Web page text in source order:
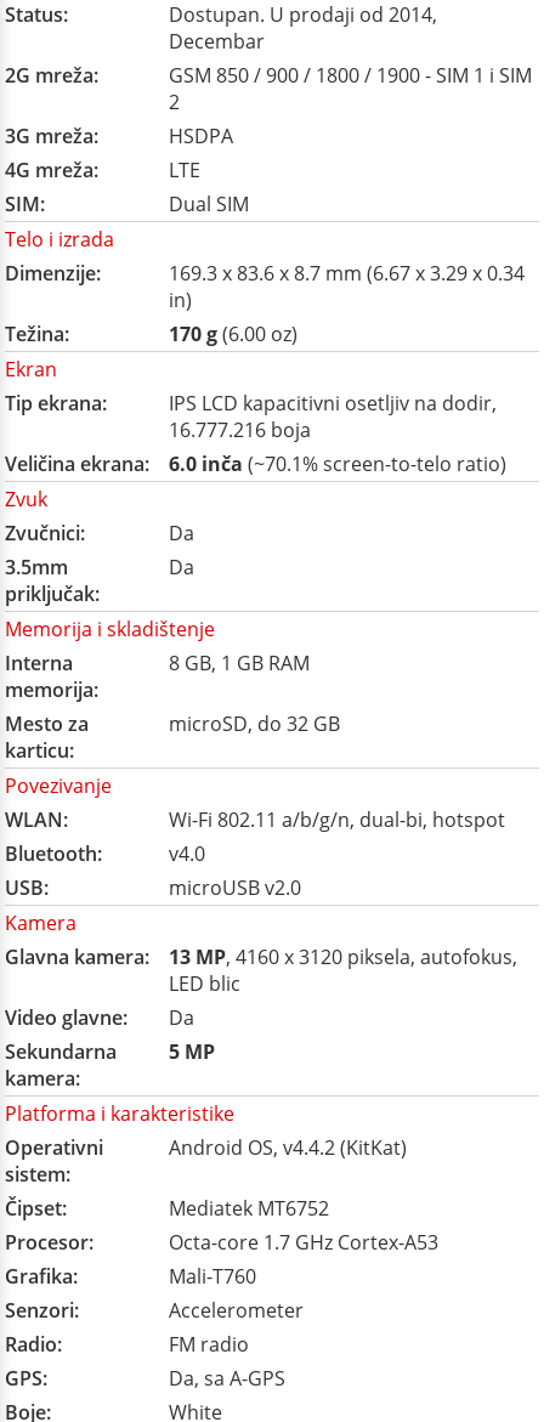
Status:
Dostupan. U prodaji od 2014,
Decembar
2G mreža:
GSM 850 / 900 / 1800 / 1900 - SIM 1 i SIM
2
3G mreža:
HSDPA
4G mreža:
LTE
SIM:
Dual SIM
Telo i izrada
Dimenzije:
169.3 x 83.6 x 8.7 mm (6.67 x 3.29 x 0.34
in)
Težina:
170 g(6.00 oz)
Ekran
Tip ekrana:
IPS LCD kapacitivni osetljiv na dodir,
16.777.216 boja
Veličina ekrana:
6.0 inča (~70.1% screen-to-telo ratio)
Zvuk
Zvučnici:
Da
3.5mm
priključak:
Da
Memorija i skladištenje
Interna
memorija:
8 GB, 1 GB RAM
Mesto za
karticu:
microSD, do 32 GB
Povezivanje
WLAN:
Wi-Fi 802.11 a/b/g/n, dual-bi, hotspot
Bluetooth:
v4.0
USB:
microUSB v2.0
Kamera
Glavna kamera:
13 MP, 4160 x 3120 piksela, autofokus,
LED blic
Video glavne:
Da
Sekundarna
kamera:
5 MP
Platforma i karakteristike
Operativni
sistem:
Android OS, v4.4.2 (KitKat)
Čipset:
Mediatek MT6752
Procesor:
Octa-core 1.7 GHz Cortex-A53
Grafika:
Mali-T760
Senzori:
Accelerometer
Radio:
FM radio
GPS:
Da, sa A-GPS
Boje:
White